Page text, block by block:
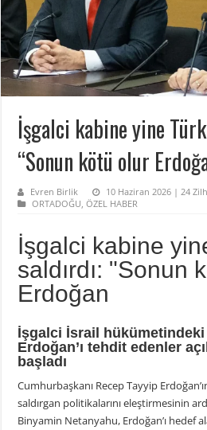
İşgalci kabine yine
“Sonun kötü olur
Evren Birlik
10 Haziran 2026 | 24
ORTADOĞU,ÖZEL HABER
İşgalci kabine
saldırdı: "Sonun
Erdoğan
İşgalci İsrail
Erdoğan’ı tehdit edenler
başladı
Cumhurbaşkanı Recep Tayyip
saldırgan politikalarını eleştirmesinin
Binyamin Netanyahu, Erdoğan’ı hedef